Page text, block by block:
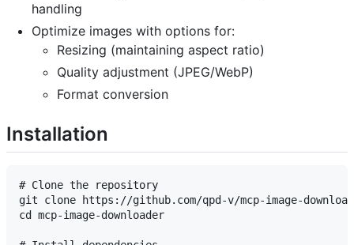
handling
Optimize images with options for:
Resizing (maintaining aspect ratio)
Quality adjustment (JPEG/WebP)
Format conversion
Installation
# Clone the repository
git clone https://github.com/qpd-v/mcp-image-
cd mcp-image-downloader